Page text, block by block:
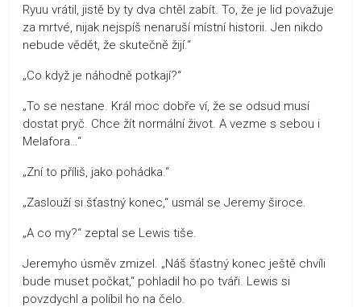
Ryuu vrátil, jistě by ty dva chtěl zabít. To, že je lid považuje
za mrtvé, nijak nejspíš nenaruší místní historii. Jen nikdo
nebude vědět, že skutečně žijí.“
„Co když je náhodně potkají?“
„To se nestane. Král moc dobře ví, že se odsud musí
dostat pryč. Chce žít normální život. A vezme s sebou i
Melafora…“
„Zní to příliš, jako pohádka.“
„Zaslouží si šťastný konec,“ usmál se Jeremy široce.
„A co my?“ zeptal se Lewis tiše.
Jeremyho úsměv zmizel. „Náš šťastný konec ještě chvíli
bude muset počkat,“ pohladil ho po tváři. Lewis si
povzdychl a políbil ho na čelo.